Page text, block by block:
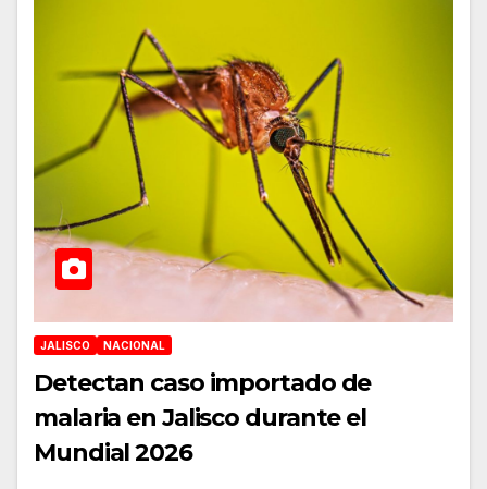
JALISCO NACIONAL
Detectan caso importado de
malaria en Jalisco durante el
Mundial 2026